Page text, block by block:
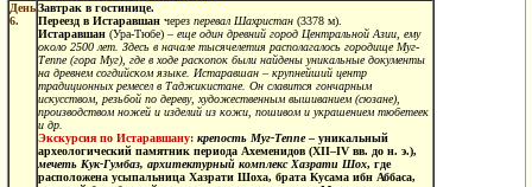
День
6.
Завтрак в гостинице.
Переезд в Истаравшан через перевал Шахристан (3378 м).
Истаравшан (Ура-Тюбе) – еще один древний город Центральной Азии, ему
около 2500 лет. Здесь в начале тысячелетия располагалось городище Муг-
Теппе (гора Муг), где в ходе раскопок были найдены уникальные документы
на древнем согдийском языке. Истаравшан – крупнейший центр
традиционных ремесел в Таджикистане. Он славится гончарным
искусством, резьбой по дереву, художественным вышиванием (сюзане),
производством ножей и изделий из кожи, пошивом и украшением тюбетеек
и др.
Экскурсия по Истаравшану: крепость Муг-Теппе– уникальный
археологический памятник периода Ахеменидов (ХII–IV вв. до н. э.),
мечеть Кук-Гумбаз, архитектурный комплекс Хазрати Шох, где
расположена усыпальница Хазрати Шоха, брата Кусама ибн Аббаса,